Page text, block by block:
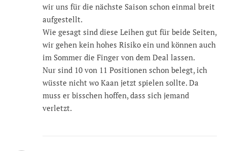
wir uns für die nächste Saison schon einmal breit
aufgestellt.
Wie gesagt sind diese Leihen gut für beide Seiten,
wir gehen kein hohes Risiko ein und können auch
im Sommer die Finger von dem Deal lassen.
Nur sind 10 von 11 Positionen schon belegt, ich
wüsste nicht wo Kaan jetzt spielen sollte. Da
muss er bisschen hoffen, dass sich jemand
verletzt.